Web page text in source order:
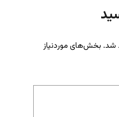
شد. بخش‌های موردنیاز